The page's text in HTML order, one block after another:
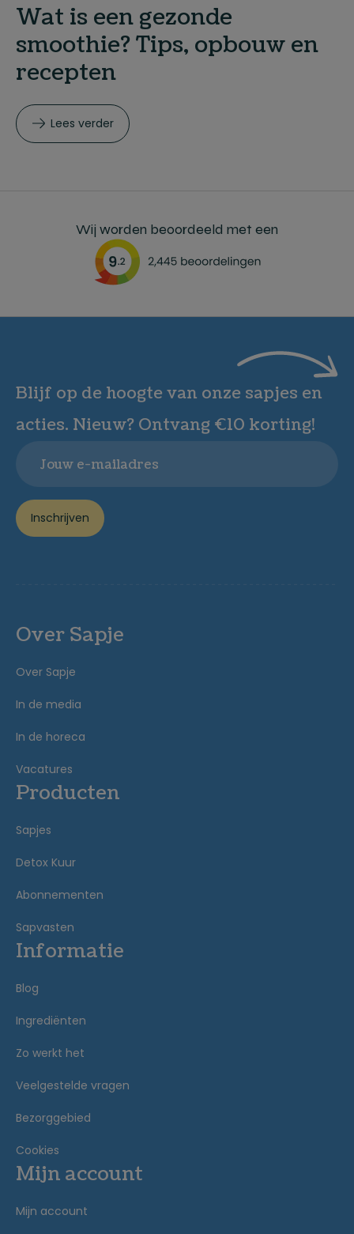
Wat is een gezonde
smoothie? Tips, opbouw en
recepten
Lees verder
Wij worden beoordeeld met een
Blijf op de hoogte van onze sapjes en
acties. Nieuw? Ontvang €10 korting!
Inschrijven
Over Sapje
Over Sapje
In de media
In de horeca
Vacatures
Producten
Sapjes
Detox Kuur
Abonnementen
Sapvasten
Informatie
Blog
Ingrediënten
Zo werkt het
Veelgestelde vragen
Bezorggebied
Cookies
Mijn account
Mijn account